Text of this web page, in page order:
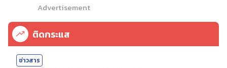
Advertisement
ติดกระแส
ข่าวสาร